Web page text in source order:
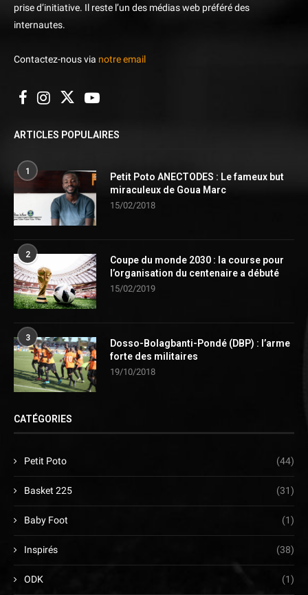
prise d’initiative. Il reste l’un des médias web préféré des
internautes.
Contactez-nous via notre email
ARTICLES POPULAIRES
1
Petit Poto ANECTODES : Le fameux but
miraculeux de Goua Marc
15/02/2018
2
Coupe du monde 2030 : la course pour
l’organisation du centenaire a débuté
15/02/2019
3
Dosso-Bolagbanti-Pondé (DBP) : l’arme
forte des militaires
19/10/2018
CATÉGORIES
Petit Poto (44)
Basket 225 (31)
Baby Foot (1)
Inspirés (38)
ODK (1)